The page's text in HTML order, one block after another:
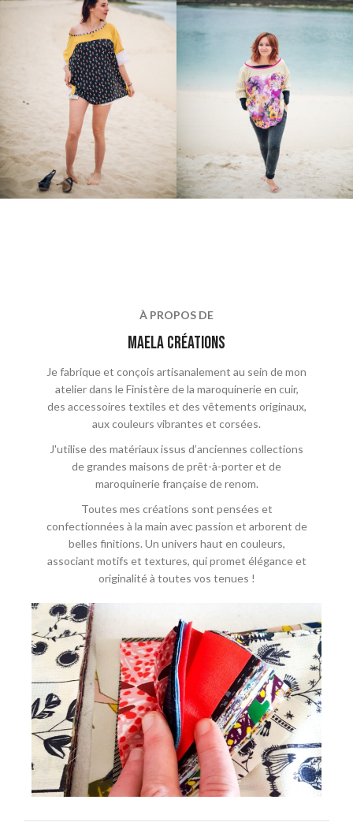
À PROPOS DE
maela crÉations
Je fabrique et conçois artisanalement au sein de mon
atelier dans le Finistère de la maroquinerie en cuir,
des accessoires textiles et des vêtements originaux,
aux couleurs vibrantes et corsées.
J'utilise des matériaux issus d’anciennes collections
de grandes maisons de prêt-à-porter et de
maroquinerie française de renom.
Toutes mes créations sont pensées et
confectionnées à la main avec passion et arborent de
belles finitions. Un univers haut en couleurs,
associant motifs et textures, qui promet élégance et
originalité à toutes vos tenues !